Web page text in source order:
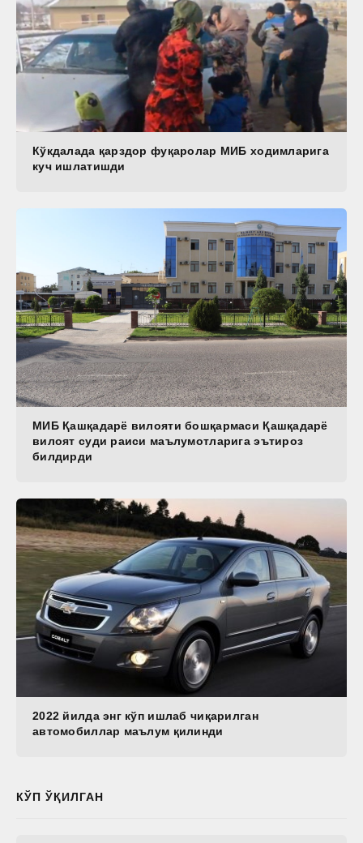
Кўкдалада қарздор фуқаролар МИБ ходимларига
куч ишлатишди
МИБ Қашқадарё вилояти бошқармаси Қашқадарё
вилоят суди раиси маълумотларига эътироз
билдирди
2022 йилда энг кўп ишлаб чиқарилган
автомобиллар маълум қилинди
КЎП ЎҚИЛГАН